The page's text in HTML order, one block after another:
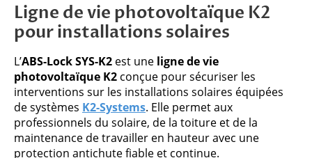
Ligne de vie photovoltaïque K2
pour installations solaires
L’ABS-Lock SYS-K2 est une ligne de vie
photovoltaïque K2 conçue pour sécuriser les
interventions sur les installations solaires équipées
de systèmes K2-Systems. Elle permet aux
professionnels du solaire, de la toiture et de la
maintenance de travailler en hauteur avec une
protection antichute fiable et continue.